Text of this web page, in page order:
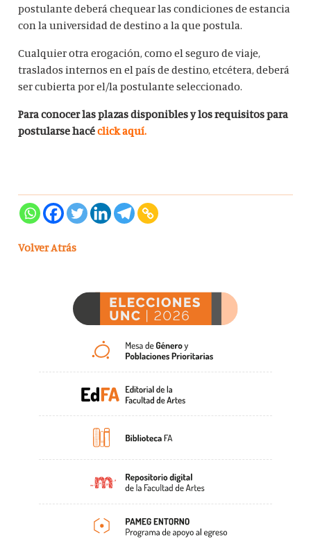
postulante deberá chequear las condiciones de estancia
con la universidad de destino a la que postula.
Cualquier otra erogación, como el seguro de viaje,
traslados internos en el país de destino, etcétera, deberá
ser cubierta por el/la postulante seleccionado.
Para conocer las plazas disponibles y los requisitos para
postularse hacéclick aquí.
Volver Atrás